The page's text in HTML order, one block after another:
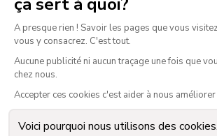
Guide de la famille et du divorce
Guide des successions
Guide de la famille et du divorce des
d’entreprise